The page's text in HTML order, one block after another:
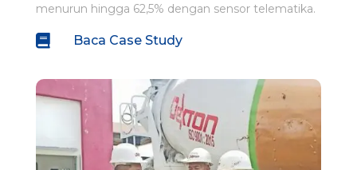
menurun hingga 62,5% dengan sensor telematika.
 Baca Case Study